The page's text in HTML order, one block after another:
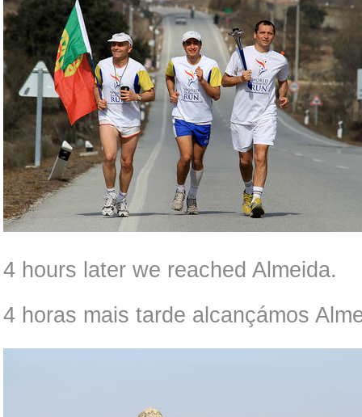
4 hours later we reached Almeida.
4 horas mais tarde alcançámos